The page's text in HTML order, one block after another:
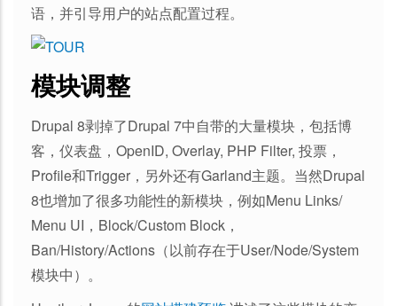
语，并引导用户的站点配置过程。
模块调整
Drupal 8剥掉了Drupal 7中自带的大量模块，包括博
客，仪表盘，OpenID, Overlay, PHP Filter, 投票，
Profile和Trigger，另外还有Garland主题。当然Drupal
8也增加了很多功能性的新模块，例如Menu Links/
Menu UI，Block/Custom Block，
Ban/History/Actions（以前存在于User/Node/System
模块中）。